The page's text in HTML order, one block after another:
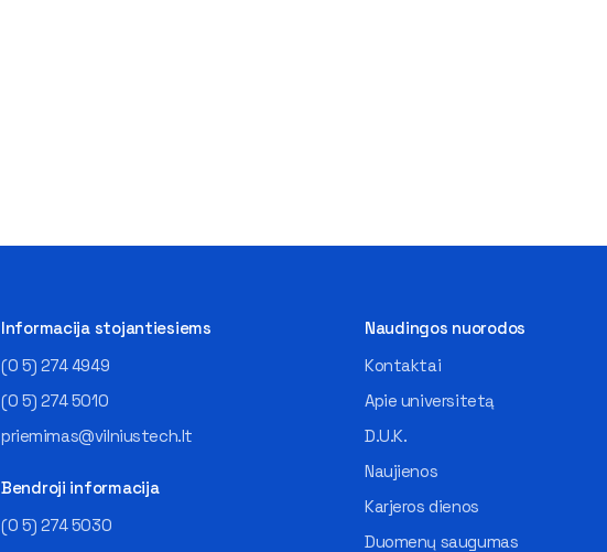
Informacija stojantiesiems
(0 5) 274 4949
(0 5) 274 5010
priemimas@vilniustech.lt
Bendroji informacija
(0 5) 274 5030
Naudingos nuorodos
Kontaktai
Apie universitetą
D.U.K.
Naujienos
Karjeros dienos
Duomenų saugumas